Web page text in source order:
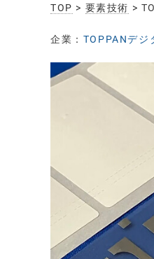
TOP > 要素技術 >
企業： TOPPANデジ